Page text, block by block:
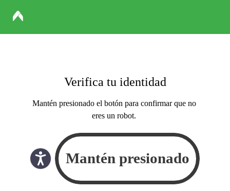
Verifica tu identidad
Mantén presionado el botón para confirmar que no
eres un robot.